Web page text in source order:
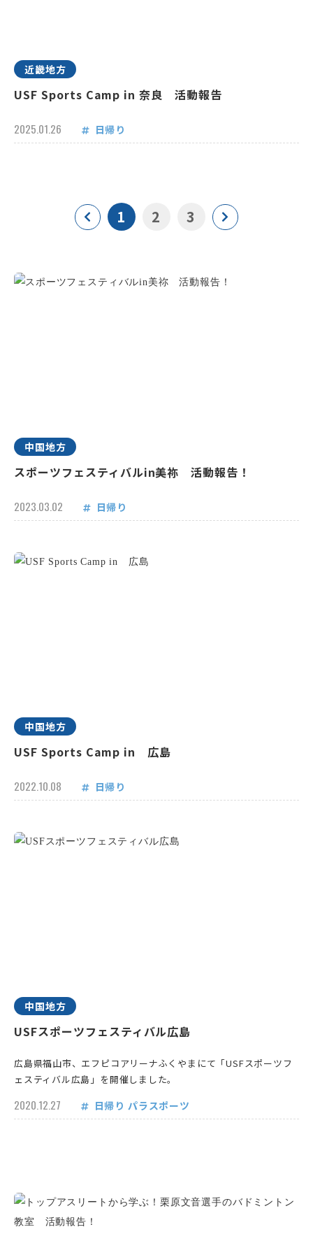
近畿地方
USF Sports Camp in 奈良 活動報告
2025.01.26 日帰り
1 2 3
中国地方
スポーツフェスティバルin美祢 活動報告！
2023.03.02 日帰り
中国地方
USF Sports Camp in 広島
2022.10.08 日帰り
中国地方
USFスポーツフェスティバル広島
広島県福山市、エフピコアリーナふくやまにて「USFスポーツフ
ェスティバル広島」を開催しました。
2020.12.27 日帰り パラスポーツ